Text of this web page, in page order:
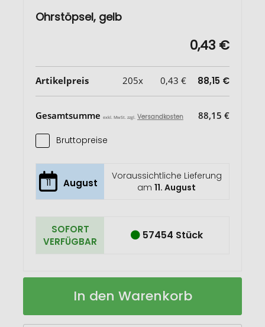
Ohrstöpsel, gelb
0,43 €
Artikelpreis 205x 0,43 € 88,15 €
Gesamtsumme exkl. MwSt. zzgl. Versandkosten 88,15 €
Bruttopreise
11 August
Voraussichtliche Lieferung
am11. August
SOFORT
VERFÜGBAR
57454 Stück
Ohrstöpsel
Auf
In den Warenkorb